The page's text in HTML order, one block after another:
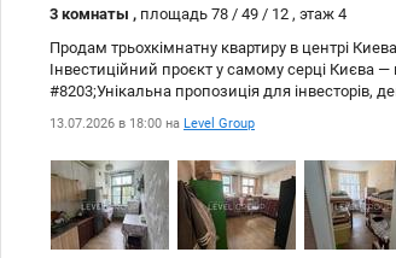
3 комнаты , площадь 78 / 49 / 12 , этаж 4
Продам трьохкімнатну квартиру в центрі
Інвестиційний проєкт у самому серці Києва
#8203;Унікальна пропозиція для інвесторів,
столиці. Продаж просторої квартири.
будинку не аварійна. #8203;## Головні
престижний район із надвисоким трафіком.
бізнес-центри та станції метро. #8203;
архітектурні форми дозволяють створити
13.07.2026 в 18:00 на Level Group